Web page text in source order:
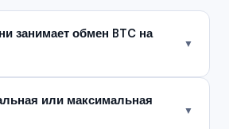
занимает обмен BTC на
▼
или максимальная
▼